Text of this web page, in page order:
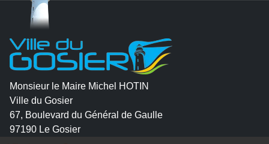
Monsieur le Maire Michel HOTIN
Ville du Gosier
67, Boulevard du Général de Gaulle
97190 Le Gosier